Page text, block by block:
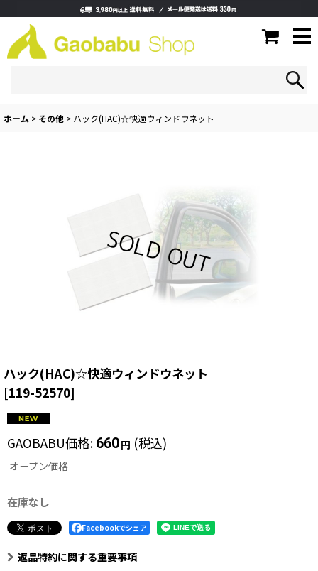
ホーム > その他 > ハック(HAC)☆快適ウィンドウネット
ハック(HAC)☆快適ウィンドウネット
[119-52570]
GAOBABU価格: 660円 (税込)
オープン価格
在庫なし
Facebookでシェア
返品特約に関する重要事項